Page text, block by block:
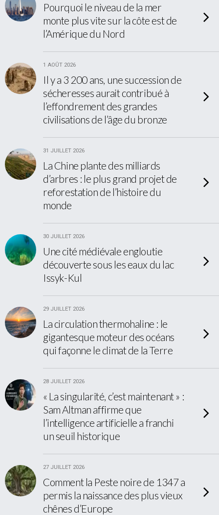
Pourquoi le niveau de la mer
monte plus vite sur la côte est de
l’Amérique du Nord
1 AOÛT 2026
Il y a 3 200 ans, une succession de
sécheresses aurait contribué à
l’effondrement des grandes
civilisations de l’âge du bronze
31 JUILLET 2026
La Chine plante des milliards
d’arbres : le plus grand projet de
reforestation de l’histoire du
monde
30 JUILLET 2026
Une cité médiévale engloutie
découverte sous les eaux du lac
Issyk-Kul
29 JUILLET 2026
La circulation thermohaline : le
gigantesque moteur des océans
qui façonne le climat de la Terre
28 JUILLET 2026
« La singularité, c’est maintenant » :
Sam Altman affirme que
l’intelligence artificielle a franchi
un seuil historique
27 JUILLET 2026
Comment la Peste noire de 1347 a
permis la naissance des plus vieux
chênes d’Europe